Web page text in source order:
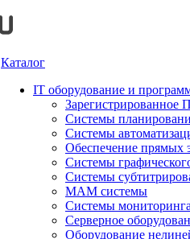
Каталог
IT оборудование и
Зарегистрированное
Системы
Системы
Обеспечение прямых
Системы
Системы
MAM системы
Системы мониторинга
Серверное
Оборудование